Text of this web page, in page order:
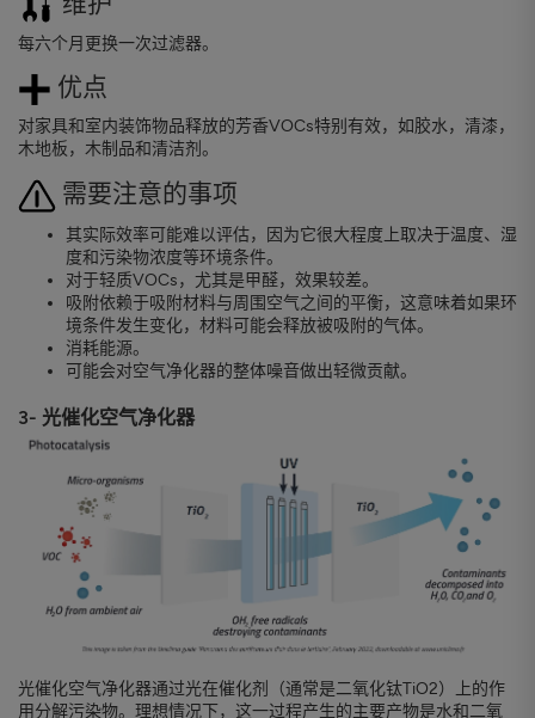
每六个月更换一次过滤器。
优点
对家具和室内装饰物品释放的芳香VOCs特别有效，如胶水，清漆，
木地板，木制品和清洁剂。
需要注意的事项
其实际效率可能难以评估，因为它很大程度上取决于温度、湿
度和污染物浓度等环境条件。
对于轻质VOCs，尤其是甲醛，效果较差。
吸附依赖于吸附材料与周围空气之间的平衡，这意味着如果环
境条件发生变化，材料可能会释放被吸附的气体。
消耗能源。
可能会对空气净化器的整体噪音做出轻微贡献。
3- 光催化空气净化器
光催化空气净化器通过光在催化剂（通常是二氧化钛TiO2）上的作
用分解污染物。理想情况下，这一过程产生的主要产物是水和二氧